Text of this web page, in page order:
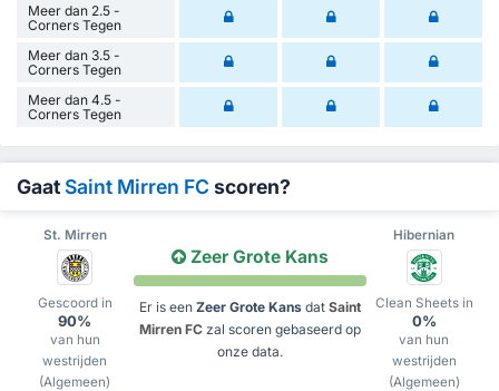
Meer dan 2.5 -
Corners Tegen
Meer dan 3.5 -
Corners Tegen
Meer dan 4.5 -
Corners Tegen
GaatSaint Mirren FC scoren?
St. Mirren Hibernian
Gescoord in
90%
van hun
westrijden
(Algemeen)
Zeer Grote Kans
Er is een Zeer Grote Kansdat Saint
Mirren FCzal scoren gebaseerd op
onze data.
Clean Sheets in
0%
van hun
westrijden
(Algemeen)